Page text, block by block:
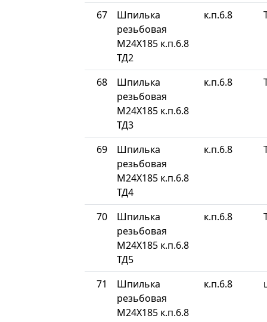
67
Шпилька
резьбовая
М24Х185 к.п.6.8
ТД2
к.п.6.8
68
Шпилька
резьбовая
М24Х185 к.п.6.8
ТД3
к.п.6.8
69
Шпилька
резьбовая
М24Х185 к.п.6.8
ТД4
к.п.6.8
70
Шпилька
резьбовая
М24Х185 к.п.6.8
ТД5
к.п.6.8
71
Шпилька
резьбовая
М24Х185 к.п.6.8
к.п.6.8